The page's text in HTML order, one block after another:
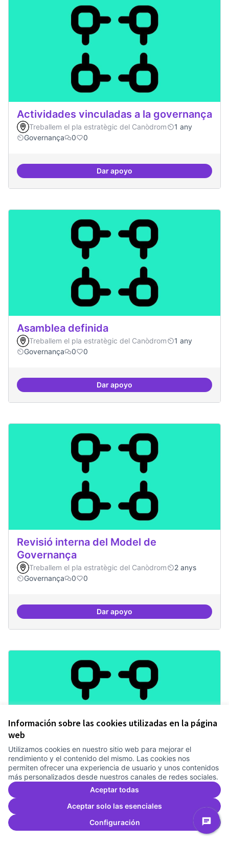
Información sobre las cookies utilizadas en la página
web
Utilizamos cookies en nuestro sitio web para mejorar el
rendimiento y el contenido del mismo. Las cookies nos
permiten ofrecer una experiencia de usuario y unos contenidos
más personalizados desde nuestros canales de redes sociales.
Aceptar todas
Aceptar solo las esenciales
Configuración
Actividades vinculadas a la governança
Treballem el pla estratègic del Canòdrom
1 any
Governança
0 0
Dar apoyoActividades vinculadas a la
Asamblea definida
Treballem el pla estratègic del Canòdrom
1 any
Governança
0 0
Dar apoyoAsamblea definida
Revisió interna del Model de
Governança
Treballem el pla estratègic del Canòdrom
2 anys
Governança
0 0
Dar apoyoRevisió interna del Model de
Mecanismes de gpvernança
compartits
Treballem el pla estratègic del Canòdrom
0 0